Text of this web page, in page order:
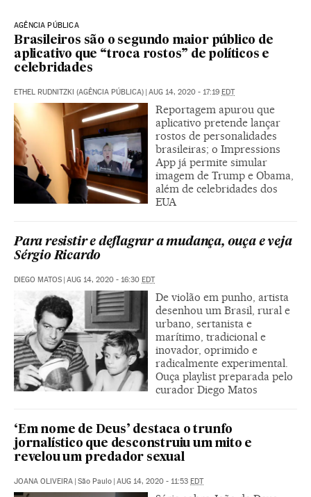
AGÊNCIA PÚBLICA
Brasileiros são o segundo maior público de
aplicativo que “troca rostos” de políticos e
celebridades
ETHEL RUDNITZKI (AGÊNCIA PÚBLICA) AUG 14, 2020 - 17:19 EDT
Reportagem apurou que
aplicativo pretende lançar
rostos de personalidades
brasileiras; o Impressions
App já permite simular
imagem de Trump e Obama,
além de celebridades dos
EUA
Para resistir e deflagrar a mudança, ouça e veja
Sérgio Ricardo
DIEGO MATOS AUG 14, 2020 - 16:30 EDT
De violão em punho, artista
desenhou um Brasil, rural e
urbano, sertanista e
marítimo, tradicional e
inovador, oprimido e
radicalmente experimental.
Ouça playlist preparada pelo
curador Diego Matos
‘Em nome de Deus’ destaca o trunfo
jornalístico que desconstruiu um mito e
revelou um predador sexual
JOANA OLIVEIRA São Paulo AUG 14, 2020 - 11:53 EDT